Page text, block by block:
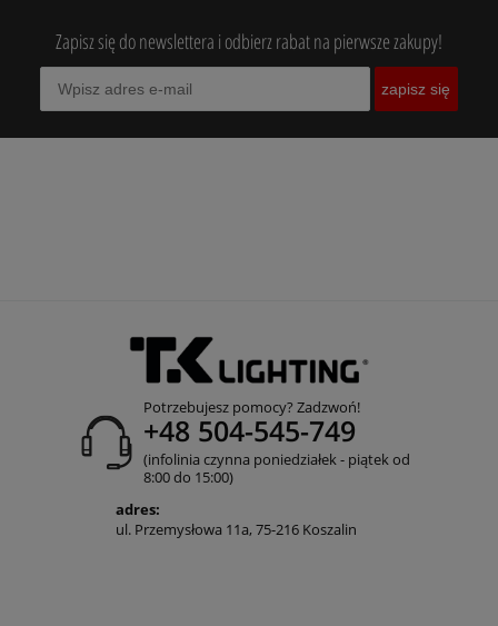
Zapisz się do newslettera i odbierz rabat na pierwsze zakupy!
zapisz się
Potrzebujesz pomocy? Zadzwoń!
+48 504-545-749
(infolinia czynna poniedziałek - piątek od
8:00 do 15:00)
adres:
ul. Przemysłowa 11a, 75-216 Koszalin